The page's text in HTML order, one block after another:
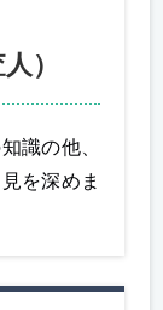
）
識の他、
を深めま